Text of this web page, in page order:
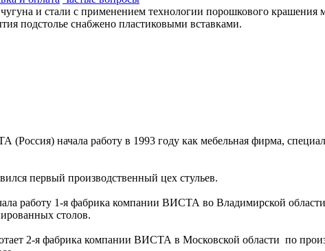
и стали с применением технологии порошкового крашения
подстолье снабжено пластиковыми вставками.
(Россия) начала работу в 1993 году как мебельная фирма,
первый производственный цех стульев.
работу 1-я фабрика компании ВИСТА во Владимирской
столов.
2-я фабрика компании ВИСТА в Московской области по